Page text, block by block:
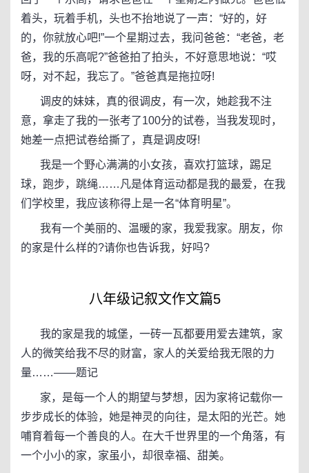
着头，玩着手机，头也不抬地说了一声：“好的，好
的，你就放心吧!”一个星期过去，我问爸爸：“老爸，老
爸，我的乐高呢?”爸爸拍了拍头，不好意思地说：“哎
呀，对不起，我忘了。”爸爸真是拖拉呀!
调皮的妹妹，真的很调皮，有一次，她趁我不注
意，拿走了我的一张考了100分的试卷，当我发现时，
她差一点把试卷给撕了，真是调皮呀!
我是一个野心满满的小女孩，喜欢打篮球，踢足
球，跑步，跳绳……凡是体育运动都是我的最爱，在我
们学校里，我应该称得上是一名“体育明星”。
我有一个美丽的、温暖的家，我爱我家。朋友，你
的家是什么样的?请你也告诉我，好吗?
八年级记叙文作文篇5
我的家是我的城堡，一砖一瓦都要用爱去建筑，家
人的微笑给我不尽的财富，家人的关爱给我无限的力
量……——题记
家，是每一个人的期望与梦想，因为家将记载你一
步步成长的体验，她是神灵的向往，是太阳的光芒。她
哺育着每一个善良的人。在大千世界里的一个角落，有
一个小小的家，家虽小，却很幸福、甜美。